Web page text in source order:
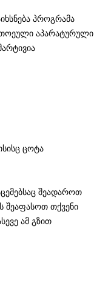
პროგრამა
აპარატურული
ცოტა
შეადაროთ
შეაფასოთ თქვენი
ამ გზით